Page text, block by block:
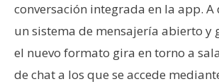
u
r
s
o
conversación integrada en la app. A
un sistema de mensajería abierto y
el nuevo formato gira en torno a
de chat a los que se accede